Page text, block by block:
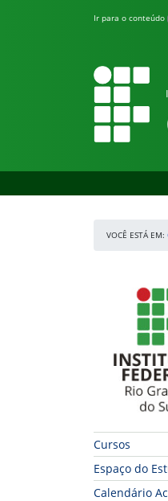
Ir para o conteúdo
VOCÊ ESTÁ EM:
Início da
Cursos
Espaço do
Calendário